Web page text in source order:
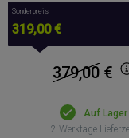
Sonderpreis
319,00 €
379,00 €
Auf Lager
2 Werktage